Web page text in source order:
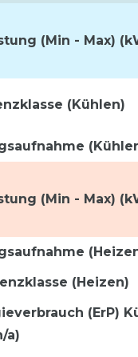
(Min - Max)
(Kühlen)
(Min - Max)
(Heizen)
(ErP)
a)